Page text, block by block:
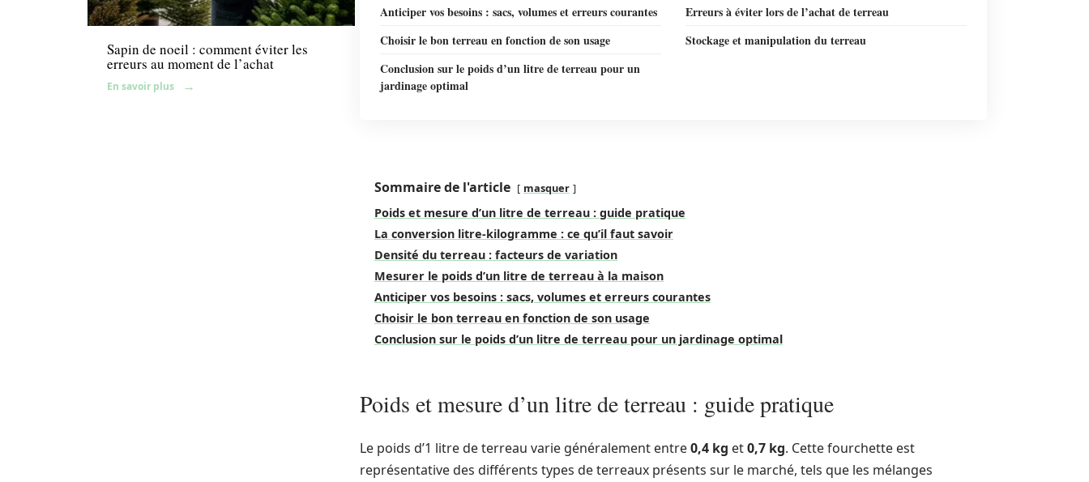
Fleurs
Sapin de noeil : comment éviter les
erreurs au moment de l’achat
En savoir plus
Anticiper vos besoins : sacs, volumes et erreurs courantes
Erreurs à éviter lors de l’achat de terreau
Choisir le bon terreau en fonction de son usage
Stockage et manipulation du terreau
Conclusion sur le poids d’un litre de terreau pour un
jardinage optimal
Sommaire de l'article masquer
Poids et mesure d’un litre de terreau : guide pratique
La conversion litre-kilogramme : ce qu’il faut savoir
Densité du terreau : facteurs de variation
Mesurer le poids d’un litre de terreau à la maison
Anticiper vos besoins : sacs, volumes et erreurs courantes
Choisir le bon terreau en fonction de son usage
Conclusion sur le poids d’un litre de terreau pour un jardinage optimal
Poids et mesure d’un litre de terreau : guide pratique
Le poids d’1 litre de terreau varie généralement entre0,4 kg et0,7 kg. Cette fourchette est
représentative des différents types de terreaux présents sur le marché, tels que les mélanges